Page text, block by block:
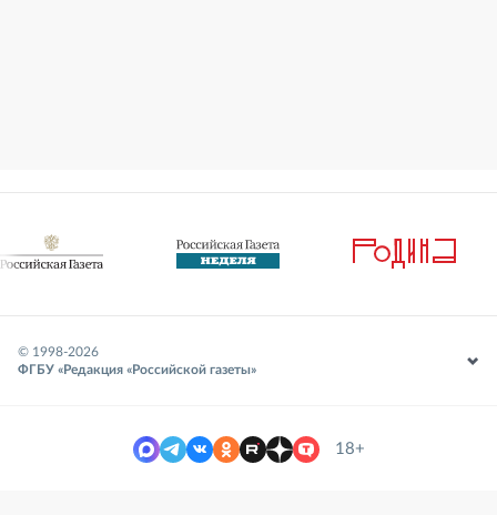
© 1998-2026
ФГБУ «Редакция «Российской газеты»
18+